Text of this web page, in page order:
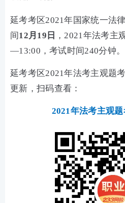
延考考区2021年国家统一法
间12月19日 ，2021年法考主
—13:00，考试时间240分钟。
延考考区2021年法考主观题
更新，扫码查看：
2021年法考主观